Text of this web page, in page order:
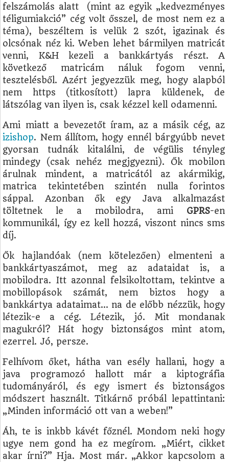
felszámolás alatt
(mint az egyik „kedvezményes
téligumiakció” cég volt ősszel, de most nem ez a
téma), beszéltem is velük 2 szót, igazinak és
olcsónak néz ki. Weben lehet bármilyen matricát
venni, K&H kezeli a bankkártyás részt. A
következő matricám náluk fogom venni,
tesztelésből. Azért jegyezzük meg, hogy alapból
nem https (titkosított) lapra küldenek, de
látszólag van ilyen is, csak kézzel kell odamenni.
Ami miatt a bevezetőt íram, az a másik cég, az
izishop. Nem állítom, hogy ennél bárgyúbb nevet
gyorsan tudnák kitalálni, de végülis tényleg
mindegy (csak nehéz megjgyezni). Ők mobilon
árulnak mindent, a matricától az akármikig,
matrica tekintetében szintén nulla forintos
sáppal. Azonban ők egy Java alkalmazást
töltetnek le a mobilodra, ami GPRS-en
kommunikál, így ez kell hozzá, viszont nincs sms
díj.
Ők hajlandóak (nem kötelezően) elmenteni a
bankkártyaszámot, meg az adataidat is, a
mobilodra. Itt azonnal felsikoltottam, tekintve a
mobillopások számát, nem biztos hogy a
bankkártya adataimat... na de előbb nézzük, hogy
létezik-e a cég. Létezik, jó. Mit mondanak
magukról? Hát hogy biztonságos mint atom,
ezerrel. Jó, persze.
Felhívom őket, hátha van esély hallani, hogy a
java programozó hallott már a kiptográfia
tudományáról, és egy ismert és biztonságos
módszert használt. Titkárnő próbál lepattintani:
„Minden információ ott van a weben!”
Áh, te is inkbb kávét főznél. Mondom neki hogy
ugye nem gond ha ez megírom. „Miért, cikket
akar írni?” Hja. Most már. „Akkor kapcsolom a